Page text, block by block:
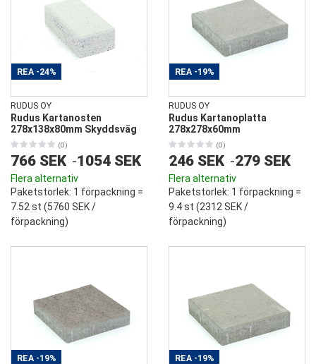
REA -24%
RUDUS OY
Rudus Kartanosten
278x138x80mm Skyddsväg
(0)
766 SEK -1054 SEK
Flera alternativ
Paketstorlek: 1 förpackning =
7.52 st (5760 SEK/
förpackning)
REA -19%
RUDUS OY
Rudus Kartanoplatta
278x278x60mm
(0)
246 SEK -279 SEK
Flera alternativ
Paketstorlek: 1 förpackning =
9.4 st (2312 SEK/
förpackning)
REA -19% REA -19%